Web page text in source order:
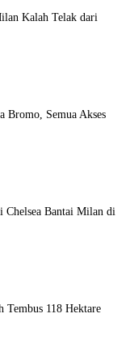
Kalah Telak dari
Bromo, Semua Akses
Chelsea Bantai Milan di
Tembus 118 Hektare